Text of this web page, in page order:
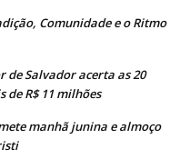
Comunidade e o Ritmo
de Salvador acerta as 20
de R$ 11 milhões
manhã junina e almoço